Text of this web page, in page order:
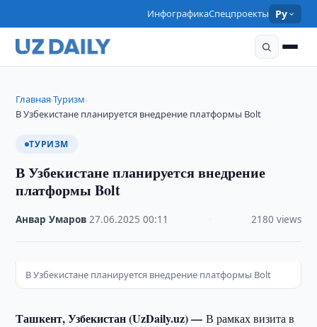
ИнфографикаСпецпроекты Ру
Главная›Туризм›
В Узбекистане планируется внедрение платформы Bolt
ТУРИЗМ
В Узбекистане планируется внедрение
платформы Bolt
Анвар Умаров ·27.06.2025 ·00:11 2180 views
В Узбекистане планируется внедрение платформы Bolt
Ташкент, Узбекистан (UzDaily.uz) —В рамках визита в